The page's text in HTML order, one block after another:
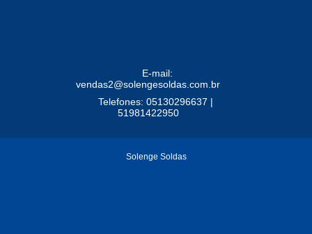
E-mail:
vendas2@solengesoldas.com.br
Telefones: 05130296637 |
51981422950
Solenge Soldas